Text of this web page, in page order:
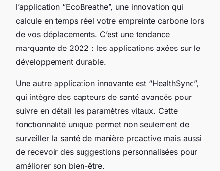
l’application “EcoBreathe”, une innovation qui
calcule en temps réel votre empreinte carbone lors
de vos déplacements. C’est une tendance
marquante de 2022 : les applications axées sur le
développement durable.
Une autre application innovante est “HealthSync”,
qui intègre des capteurs de santé avancés pour
suivre en détail les paramètres vitaux. Cette
fonctionnalité unique permet non seulement de
surveiller la santé de manière proactive mais aussi
de recevoir des suggestions personnalisées pour
améliorer son bien-être.